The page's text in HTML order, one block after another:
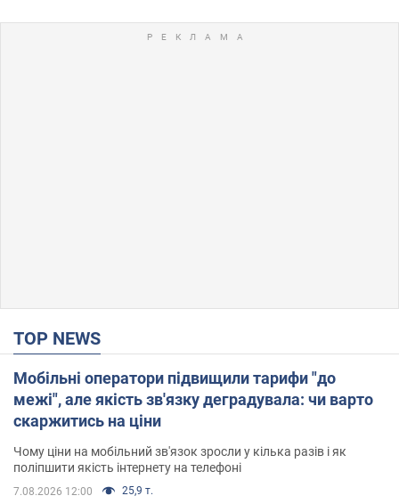
TOP NEWS
Мобільні оператори підвищили тарифи "до
межі", але якість зв'язку деградувала: чи варто
скаржитись на ціни
Чому ціни на мобільний зв'язок зросли у кілька разів і як
поліпшити якість інтернету на телефоні
7.08.2026 12:00 25,9 т.